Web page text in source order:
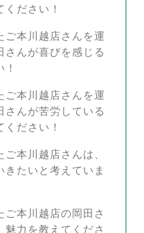
ださい！
ご本川越店さんを運
さんが喜びを感じる
ご本川越店さんを運
さんが苦労している
ださい！
本川越店さんは、
きたいと考えていま
ご本川越店の岡田さ
魅力を教えてくださ